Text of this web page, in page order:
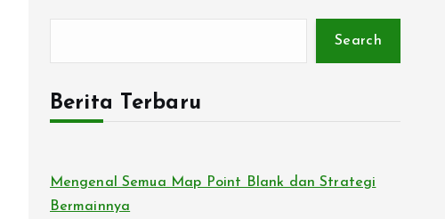
Search
Berita Terbaru
Mengenal Semua Map Point Blank dan Strategi
Bermainnya